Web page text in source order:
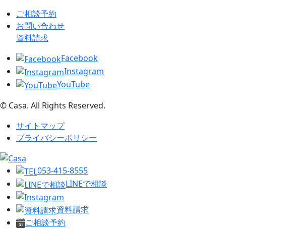
ご相談予約
お問い合わせ
資料請求
Facebook
Instagram
YouTube
© Casa. All Rights Reserved.
サイトマップ
プライバシーポリシー
053-415-8555
LINEで相談
資料請求
ご相談予約